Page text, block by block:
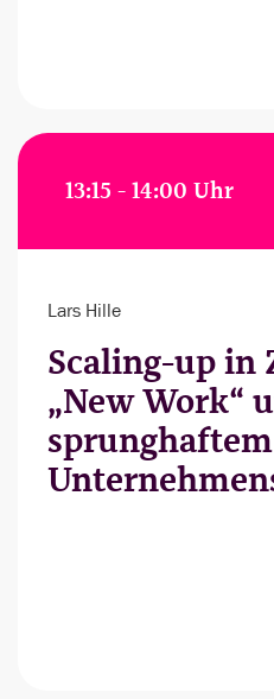
13:15 - 14:00 Uhr
Lars Hille
Scaling-up in
„New Work“
sprunghaftem